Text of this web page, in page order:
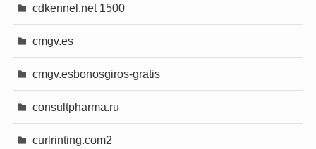
cdkennel.net 1500
cmgv.es
cmgv.esbonosgiros-gratis
consultpharma.ru
curlrinting.com2